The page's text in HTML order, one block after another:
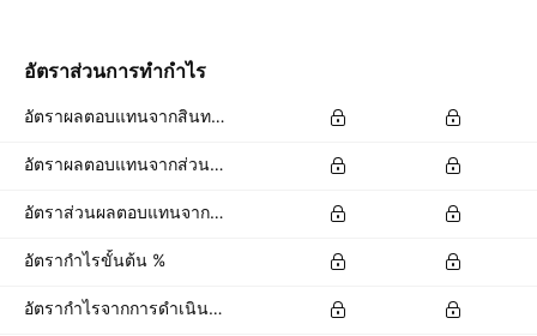
อัตราส่วนการทำกำไร
อัตราผลตอบแทนจากสินทรัพย์ %
อัตราผลตอบแทนจากส่วนของผู้ถือหุ้น %
อัตราส่วนผลตอบแทนจากเงินลงทุนเพื่อการดำเนินงาน %
อัตรากำไรขั้นต้น %
อัตรากำไรจากการดำเนินงาน %